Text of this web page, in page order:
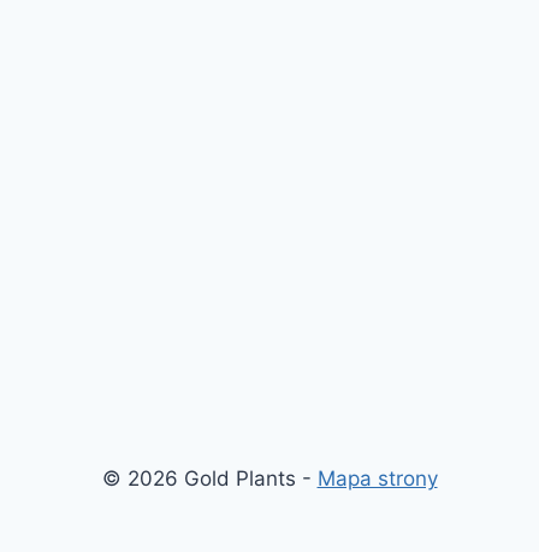
© 2026 Gold Plants - Mapa strony